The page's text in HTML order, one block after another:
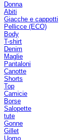
Donna
Abiti
Giacche e cappotti
Pellicce (ECO)
Body
T-shirt
Denim
Maglie
Pantaloni
Canotte
Shorts
Top
Camicie
Borse
Salopette
tute
Gonne
Gillet
Uomo